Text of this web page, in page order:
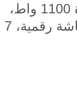
بسعة 42 لتر | تسخين بقوة 1100 واط،